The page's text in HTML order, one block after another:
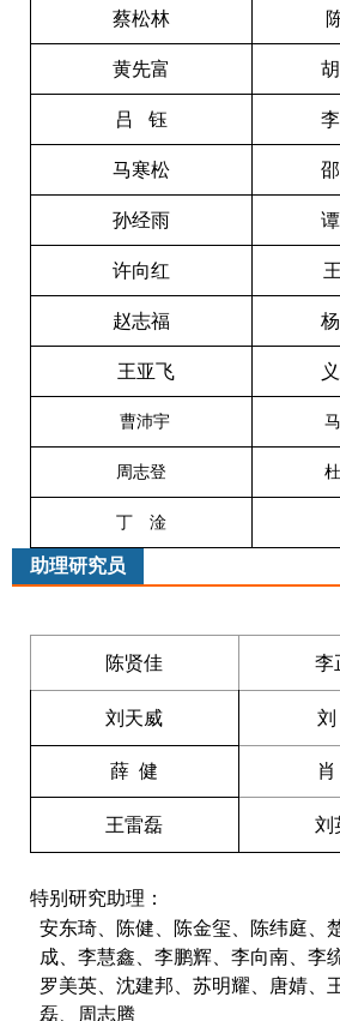
蔡松林
黄先富
吕 钰
马寒松
孙经雨
许向红
赵志福
王亚飞
曹沛宇
周志登
丁 淦
助理研究员
陈贤佳 李
刘天威
薛 健
王雷磊 刘
特别研究助理：
安东琦、陈健、陈金玺、陈纬庭、
成、李慧鑫、李鹏辉、李向南、李
罗美英、沈建邦、苏明耀、唐婧、
磊、周志腾